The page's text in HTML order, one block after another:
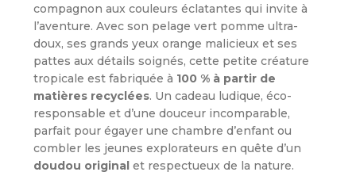
compagnon aux couleurs éclatantes qui invite à
l’aventure. Avec son pelage vert pomme ultra-
doux, ses grands yeux orange malicieux et ses
pattes aux détails soignés, cette petite créature
tropicale est fabriquée à 100 % à partir de
matières recyclées. Un cadeau ludique, éco-
responsable et d’une douceur incomparable,
parfait pour égayer une chambre d’enfant ou
combler les jeunes explorateurs en quête d’un
doudou original et respectueux de la nature.